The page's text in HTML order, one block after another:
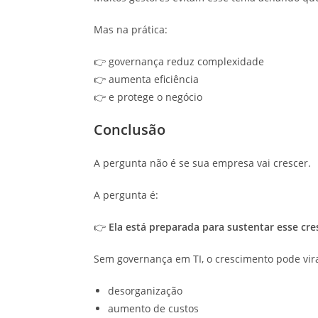
Mas na prática:
👉 governança reduz complexidade
👉 aumenta eficiência
👉 e protege o negócio
Conclusão
A pergunta não é se sua empresa vai crescer.
A pergunta é:
👉 Ela está preparada para sustentar esse
Sem governança em TI, o crescimento pode
desorganização
aumento de custos